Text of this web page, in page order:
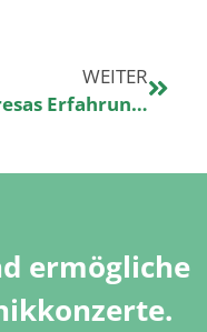
WEITER
Theresas Erfahrungen bei einer Konzerthospitation
ermögliche